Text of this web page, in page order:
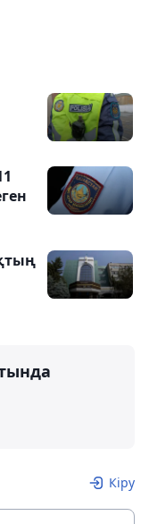
Кіру